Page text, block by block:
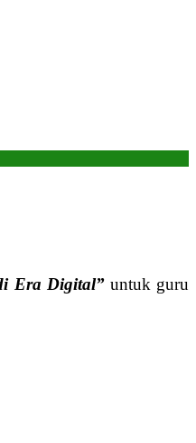
Era Digital”untuk guru